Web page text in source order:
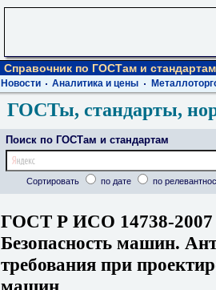
Справочник по ГОСТам и стандартам
Новости Аналитика и цены
ГОСТы, стандарты,
Поиск по ГОСТам и стандартам
Сортировать по дате по
ГОСТ Р ИСО 14738-2007
Безопасность машин.
требования при
машин